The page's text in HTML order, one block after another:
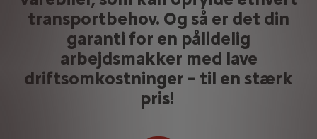
transportbehov. Og så er det din
garanti for en pålidelig
arbejdsmakker med lave
driftsomkostninger – til en stærk
pris!